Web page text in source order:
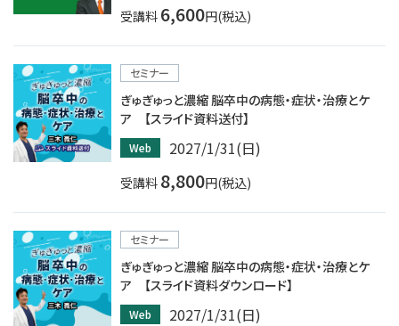
受講料 6,600円(税込)
セミナー
ぎゅぎゅっと濃縮 脳卒中の病態・症状・治療とケ
ア 【スライド資料送付】
Web 2027/1/31(日)
受講料 8,800円(税込)
セミナー
ぎゅぎゅっと濃縮 脳卒中の病態・症状・治療とケ
ア 【スライド資料ダウンロード】
Web 2027/1/31(日)